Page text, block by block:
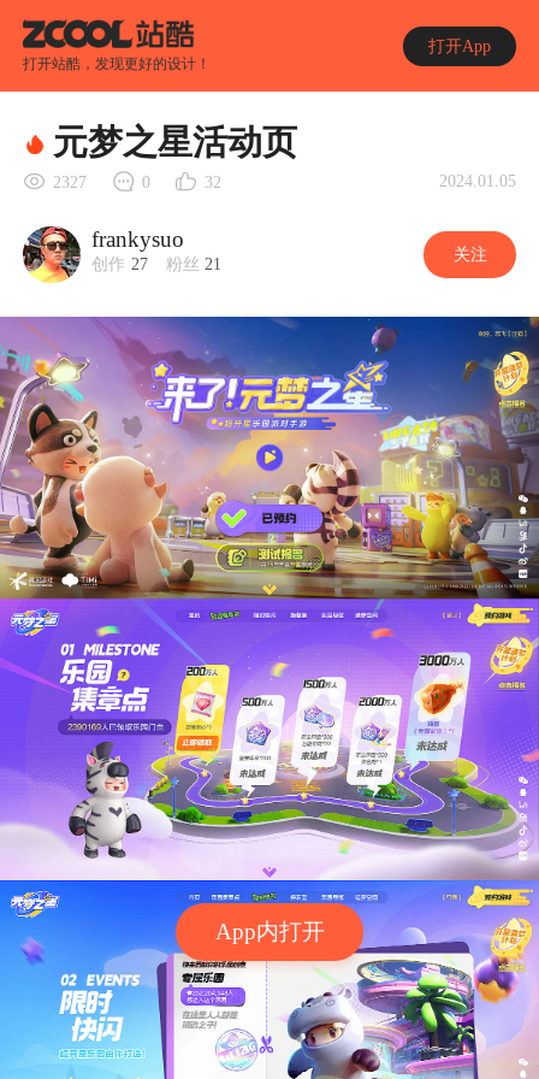
打开站酷，发现更好的设计！
打开App
App内打开
元梦之星活动页
2327 0 32 2024.01.05
frankysuo
创作 27 粉丝 21 关注